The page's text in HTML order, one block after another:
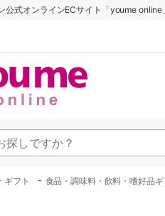
公式オンラインECサイト「youme online」
ギフト - 食品・調味料・飲料・嗜好品ギ